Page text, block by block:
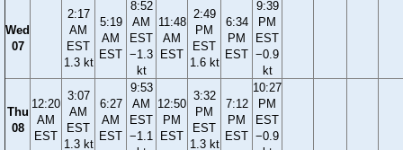
Wed
07
2:17
AM
EST
1.3 kt
5:19
AM
EST
8:52
AM
EST
−1.3
kt
11:48
AM
EST
2:49
PM
EST
1.6 kt
6:34
PM
EST
9:39
PM
EST
−0.9
kt
Thu
08
12:20
AM
EST
3:07
AM
EST
1.3 kt
6:27
AM
EST
9:53
AM
EST
−1.1
12:50
PM
EST
3:32
PM
EST
1.3 kt
7:12
PM
EST
10:27
PM
EST
−0.9